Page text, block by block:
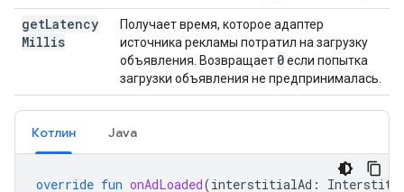
getLatency
Millis
Получает время, которое адаптер
источника рекламы потратил на загрузку
объявления. Возвращает 0если попытка
загрузки объявления не предпринималась.
Котлин Java
override fun onAdLoaded(interstitialAd :